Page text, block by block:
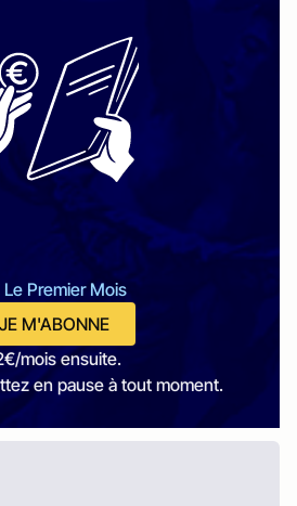
Le Premier Mois
JE M'ABONNE
mois ensuite.
en pause à tout moment.